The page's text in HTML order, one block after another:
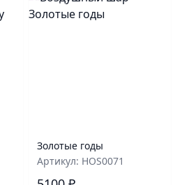
Золотые годы
Артикул: HOS0071